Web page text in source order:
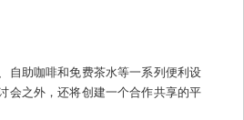
自助咖啡和免费茶水等一系列便利设
会之外，还将创建一个合作共享的平